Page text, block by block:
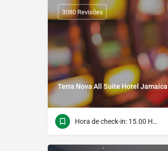
Terra Nova All Suite Hotel Jamaica
3080 Revisões
Hora de check-in: 15.00 Hora do verificação: 12.00